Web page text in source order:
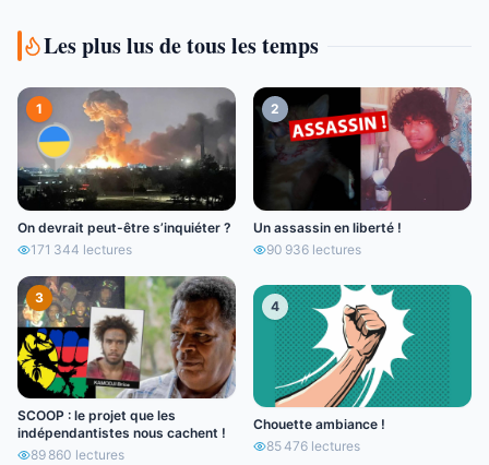
Les plus lus de tous les temps
1
On devrait peut-être s’inquiéter ?
171 344 lectures
2
Un assassin en liberté !
90 936 lectures
3
SCOOP : le projet que les
indépendantistes nous cachent !
89 860 lectures
4
Chouette ambiance !
85 476 lectures